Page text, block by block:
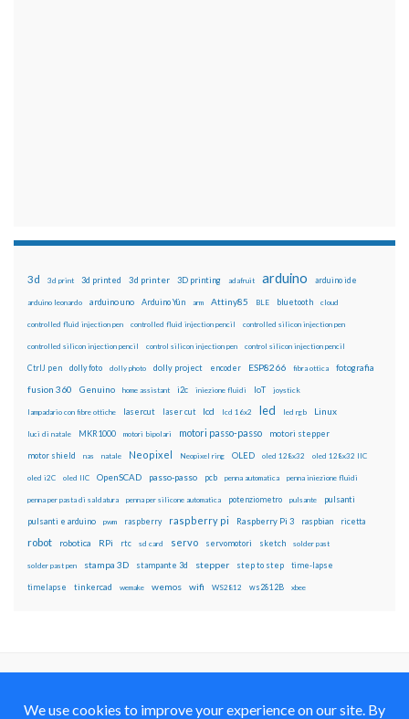
3d 3d print 3d printed 3d printer 3D printing adafruit arduino arduino ide
arduino leonardo arduino uno Arduino Yún arm Attiny85 BLE bluetooth cloud
controlled fluid injection pen controlled fluid injection pencil controlled silicon injection pen
controlled silicon injection pencil control silicon injection pen control silicon injection pencil
CtrlJ pen dolly foto dolly photo dolly project encoder ESP8266 fibra ottica fotografia
fusion 360 Genuino home assistant i2c iniezione fluidi IoT joystick
lampadario con fibre ottiche lasercut laser cut lcd lcd 16x2 led led rgb Linux
luci di natale MKR1000 motori bipolari motori passo-passo motori stepper
motor shield nas natale Neopixel Neopixel ring OLED oled 128x32 oled 128x32 IIC
oled i2C oled IIC OpenSCAD passo-passo pcb penna automatica penna iniezione fluidi
penna per pasta di saldatura penna per silicone automatica potenziometro pulsante pulsanti
pulsanti e arduino pwm raspberry raspberry pi Raspberry Pi 3 raspbian ricetta
robot robotica RPi rtc sd card servo servomotori sketch solder past
solder past pen stampa 3D stampante 3d stepper step to step time-lapse
timelapse tinkercad wemake wemos wifi WS2812 ws2812B xbee
con Licenza
Creative Commons Attribution Non commercial Share